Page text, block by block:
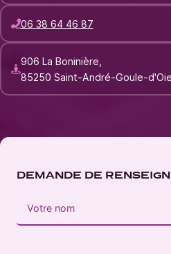
06 38 64 46 87
906 La Boninière,
85250 Saint-André-Goule-d'Oie
DEMANDE DE